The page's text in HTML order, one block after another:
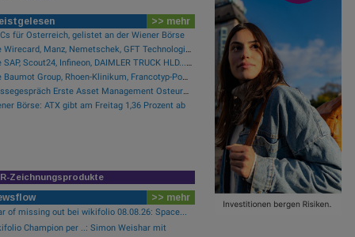
>> mehr
für Österreich, gelistet an der Wiener Börse
Wie Wirecard, Manz, Nemetschek, GFT Technologies, SAP und Rocket Internet für Gesprächsstoff sorgten
Wie SAP, Scout24, Infineon, DAIMLER TRUCK HLD..., Zalando und Allianz für Gesprächsstoff im DAX sorgten
Wie Baumot Group, Rhoen-Klinikum, Francotyp-Postalia, Tele Columbus, European Lithium und Lanxess für Gesprächsstoff sorgten
Pressegespräch Erste Asset Management Osteuropa Aktien
Börse: ATX gibt am Freitag 1,36 Prozent ab
Zeichnungsprodukte
>> mehr
of missing out bei wikifolio 08.08.26: Space...
Champion per ..: Simon Weishar mit